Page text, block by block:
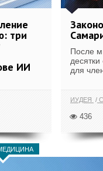
три
ИИ
После
для
ИУДЕЯ
436